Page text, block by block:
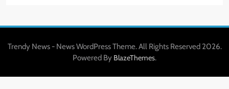
Trendy News - News WordPress Theme. All Rights Reserved 2026.
Powered By BlazeThemes.